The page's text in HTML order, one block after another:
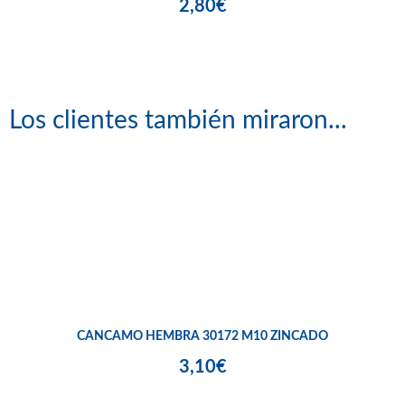
2,80€
Los clientes también miraron...
CANCAMO HEMBRA 30172 M10 ZINCADO
3,10€